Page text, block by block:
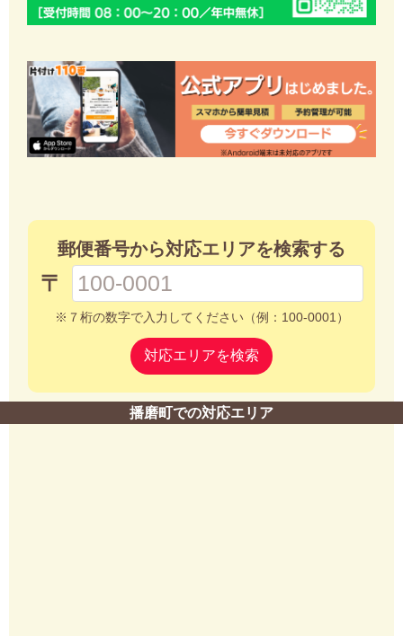
郵便番号から対応エリアを検索する
〒
※７桁の数字で入力してください（例：100-0001）
対応エリアを検索
播磨町での対応エリア